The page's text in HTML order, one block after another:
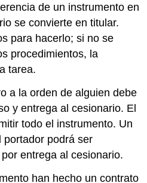
de un instrumento en
se convierte en titular.
para hacerlo; si no se
procedimientos, la
tarea.
a la orden de alguien debe
y entrega al cesionario. El
todo el instrumento. Un
portador podrá ser
entrega al cesionario.
han hecho un contrato